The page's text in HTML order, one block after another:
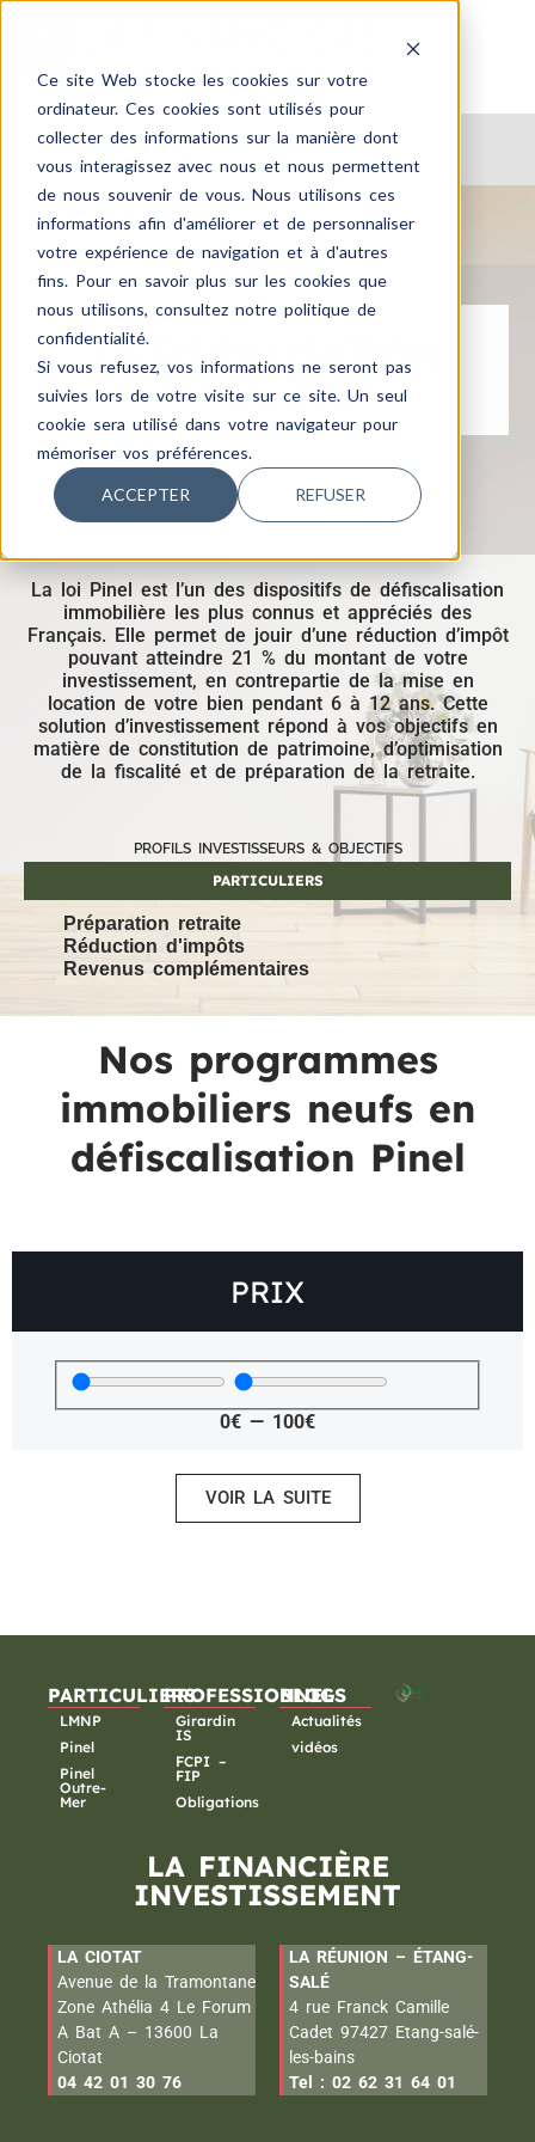
Ce site Web stocke les cookies sur votre
ordinateur. Ces cookies sont utilisés pour
collecter des informations sur la manière dont
vous interagissez avec nous et nous permettent
de nous souvenir de vous. Nous utilisons ces
informations afin d'améliorer et de personnaliser
votre expérience de navigation et à d'autres
fins. Pour en savoir plus sur les cookies que
nous utilisons, consultez notre politique de
confidentialité.
Si vous refusez, vos informations ne seront pas
suivies lors de votre visite sur ce site. Un seul
cookie sera utilisé dans votre navigateur pour
mémoriser vos préférences.
ACCEPTER REFUSER
DÉFISCALISATION
PINEL 2024
La loi Pinel est l’un des dispositifs de défiscalisation
immobilière les plus connus et appréciés des
Français. Elle permet de jouir d’une réduction d’impôt
pouvant atteindre 21 % du montant de votre
investissement, en contrepartie de la mise en
location de votre bien pendant 6 à 12 ans. Cette
solution d’investissement répond à vos objectifs en
matière de constitution de patrimoine, d’optimisation
de la fiscalité et de préparation de la retraite.
PROFILS INVESTISSEURS & OBJECTIFS
PARTICULIERS
Préparation retraite
Réduction d'impôts
Revenus complémentaires
Nos programmes
immobiliers neufs en
défiscalisation Pinel
PRIX
0€ — 100€
VOIR LA SUITE
PARTICULIERS
LMNP
Pinel
Pinel
Outre-
Mer
PROFESSIONNELS
Girardin
IS
FCPI –
FIP
Obligations
BLOG
Actualités
vidéos
LA FINANCIÈRE
INVESTISSEMENT
LA CIOTAT
Avenue de la Tramontane
Zone Athélia 4 Le Forum
A Bat A – 13600 La
Ciotat
04 42 01 30 76
LA RÉUNION – ÉTANG-
SALÉ
4 rue Franck Camille
Cadet 97427 Etang-salé-
les-bains
Tel : 02 62 31 64 01